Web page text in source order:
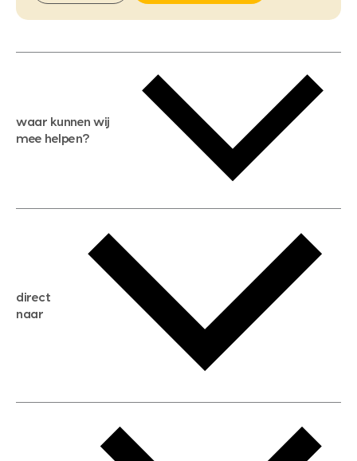
waar kunnen wij
mee helpen?
gratis zoekservice
huis verkopen
huis kopen
aankoopadvies
verkoopadvies
direct
naar
hypotheek berekenen